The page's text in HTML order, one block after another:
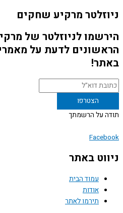
מרקיע שחקים
לניוזלטר של מרקיע
לדעת על מאמרים
על הרשמתך
באתר
עמוד הבית
אודות
תירמו לאתר